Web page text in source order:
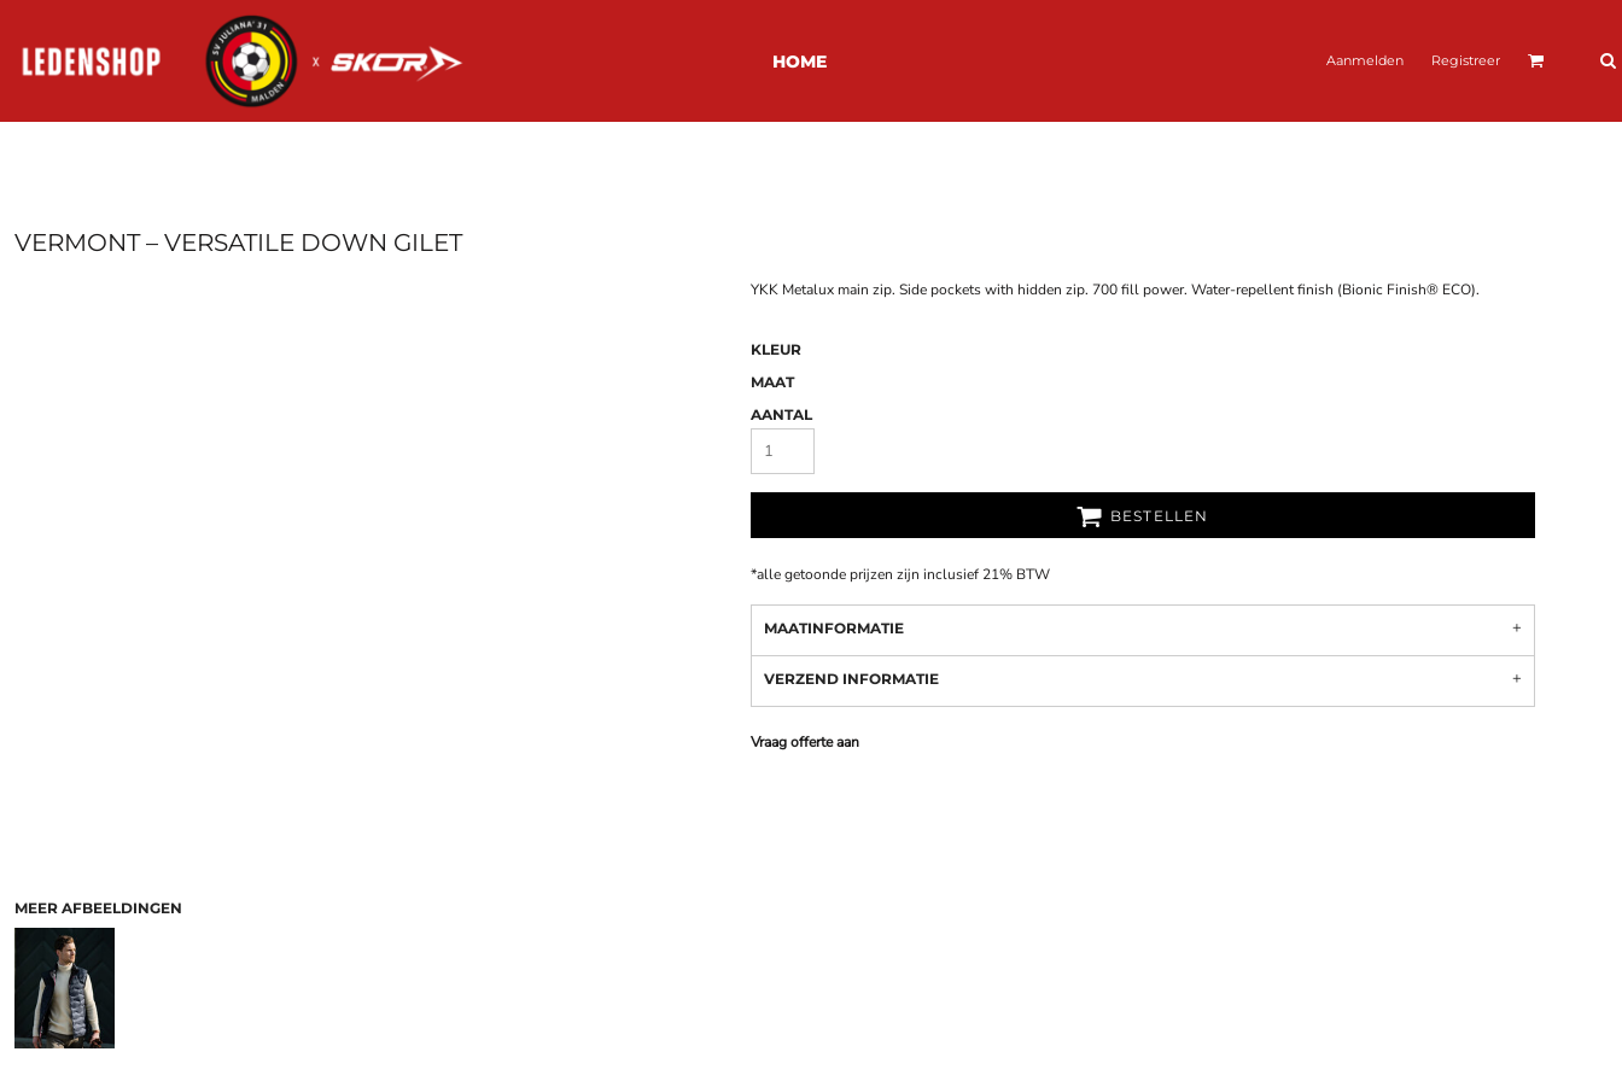
HOME Aanmelden Registreer
VERMONT – VERSATILE DOWN GILET
MEER AFBEELDINGEN
YKK Metalux main zip. Side pockets with hidden zip. 700 fill power. Water-repellent finish (Bionic Finish® ECO).
KLEUR
MAAT
AANTAL
BESTELLEN
*alle getoonde prijzen zijn inclusief 21% BTW
MAATINFORMATIE
VERZEND INFORMATIE
Vraag offerte aan
REGISTREER